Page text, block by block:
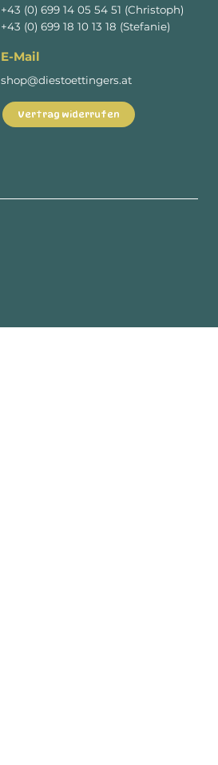
+43 (0) 699 14 05 54 51 (Christoph)
+43 (0) 699 18 10 13 18 (Stefanie)
E-Mail
shop@diestoettingers.at
Vertrag widerrufen